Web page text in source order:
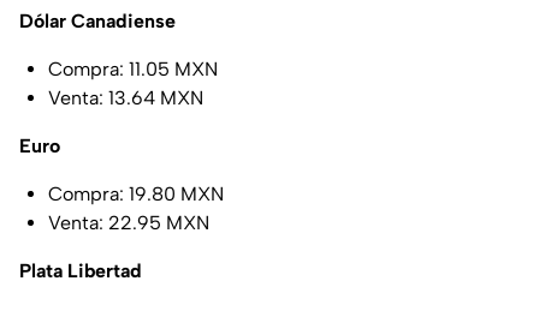
Dólar Canadiense
Compra: 11.05 MXN
Venta: 13.64 MXN
Euro
Compra: 19.80 MXN
Venta: 22.95 MXN
Plata Libertad